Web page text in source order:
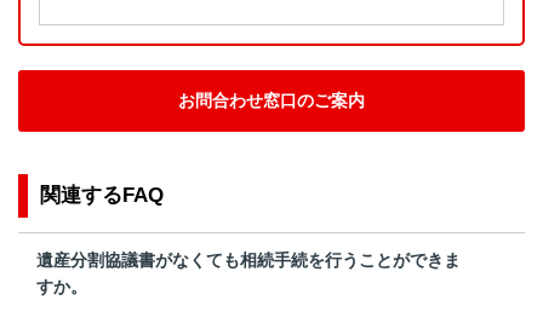
お問合わせ窓口のご案内
関連するFAQ
遺産分割協議書がなくても相続手続を行うことができま
すか。